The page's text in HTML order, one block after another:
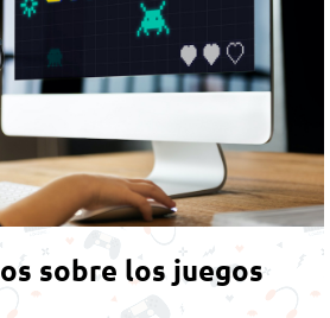
sobre los juegos